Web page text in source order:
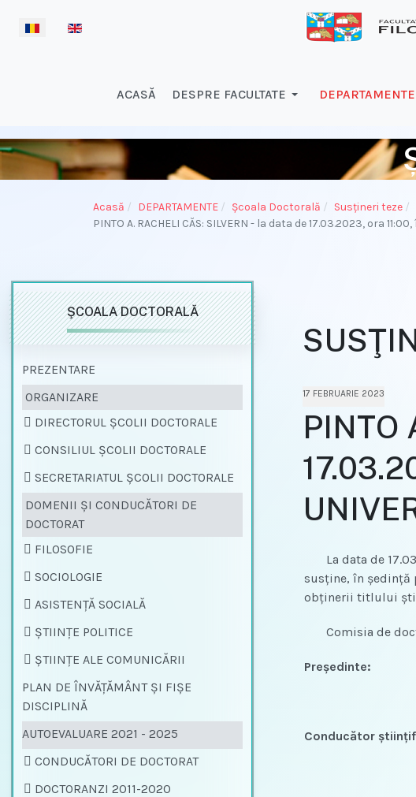
Selectați limba dvs
ACASĂ DESPRE FACULTATE DEPARTAMENTE
Acasă DEPARTAMENTE Şcoala Doctorală
Susţineri teze
PINTO A. RACHELI CĂS: SILVERN - la data de 17.03.2023, ora
17 FEBRUARIE 2023
PINTO
La data de
susţine, în şedinţă
obţinerii titlului
Comisia de
Preşedinte:
Conducător
ŞCOALA DOCTORALĂ
PREZENTARE
ORGANIZARE
DIRECTORUL ȘCOLII DOCTORALE
CONSILIUL ȘCOLII DOCTORALE
SECRETARIATUL ȘCOLII DOCTORALE
DOMENII ŞI CONDUCĂTORI DE
DOCTORAT
FILOSOFIE
SOCIOLOGIE
ASISTENȚĂ SOCIALĂ
ŞTIINŢE POLITICE
ŞTIINŢE ALE COMUNICĂRII
PLAN DE ÎNVĂȚĂMÂNT ŞI FIŞE
DISCIPLINĂ
AUTOEVALUARE 2021 - 2025
CONDUCĂTORI DE DOCTORAT
DOCTORANZI 2011-2020